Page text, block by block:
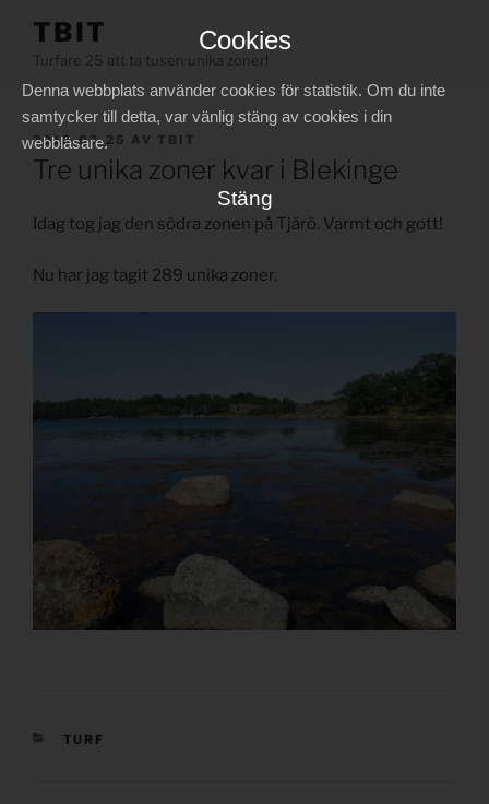
Cookies
Denna webbplats använder cookies för statistik. Om du inte
samtycker till detta, var vänlig stäng av cookies i din
webbläsare.
Stäng
innehåll
TBIT
Turfare 25 att ta tusen unika zoner!
PUBLICERAT
2012-07-25 AV TBIT
Tre unika zoner kvar i Blekinge
Idag tog jag den södra zonen på Tjärö. Varmt och gott!
Nu har jag tagit 289 unika zoner.
KATEGORIER
TURF